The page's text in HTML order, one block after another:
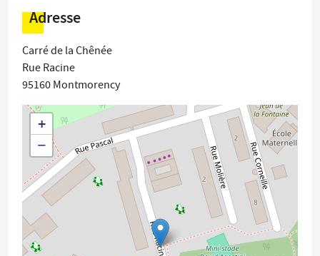
Adresse
Carré de la Chênée
Rue Racine
95160 Montmorency
+
−